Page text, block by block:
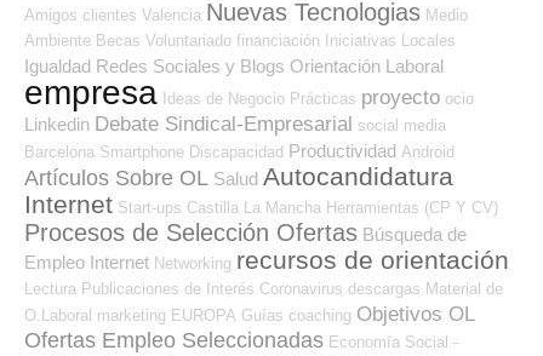
Amigos clientes Valencia Nuevas Tecnologias Medio
Ambiente Becas Voluntariado financiación Iniciativas Locales
Igualdad Redes Sociales y Blogs Orientación Laboral
empresa Ideas de Negocio Prácticas proyecto ocio
Linkedin Debate Sindical-Empresarial social media
Barcelona Smartphone Discapacidad Productividad Android
Artículos Sobre OL Salud Autocandidatura
Internet Start-ups Castilla La Mancha Herramientas (CP Y CV)
Procesos de Selección Ofertas Búsqueda de
Empleo Internet Networking recursos de orientación
Lectura Publicaciones de Interés Coronavirus descargas Material de
O.Laboral marketing EUROPA Guías coaching Objetivos OL
Ofertas Empleo Seleccionadas Economía Social -